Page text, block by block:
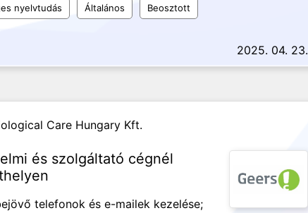
nyelvtudás Általános Beosztott
2025. 04. 23.
Care Hungary Kft.
és szolgáltató cégnél
telefonok és e-mailek kezelése;